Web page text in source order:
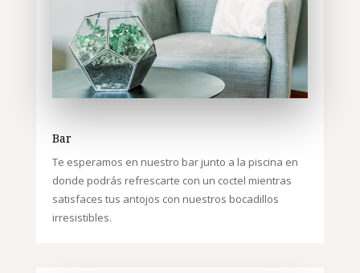
Bar
Te esperamos en nuestro bar junto a la piscina en
donde podrás refrescarte con un coctel mientras
satisfaces tus antojos con nuestros bocadillos
irresistibles.